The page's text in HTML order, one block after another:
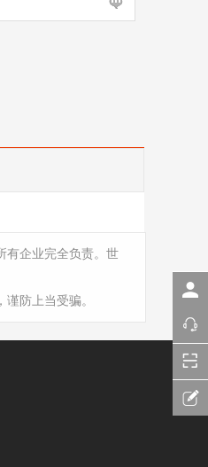
有企业完全负责。世
防上当受骗。